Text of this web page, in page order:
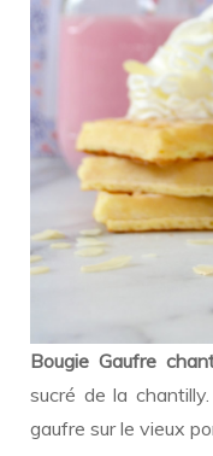
Bougie Gaufre
sucré de la
gaufre sur le vieux